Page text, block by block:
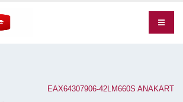
EAX64307906-42LM660S ANAKART